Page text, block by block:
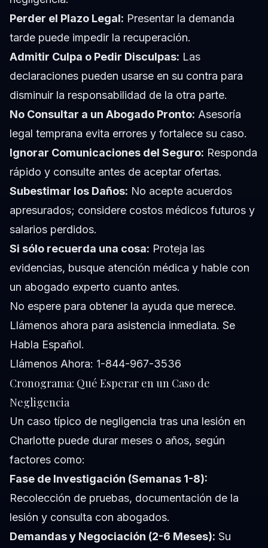
Perder el Plazo Legal: Presentar la demanda
tarde puede impedir la recuperación.
Admitir Culpa o Pedir Disculpas: Las
declaraciones pueden usarse en su contra para
disminuir la responsabilidad de la otra parte.
No Consultar a un Abogado Pronto: Asesoría
legal temprana evita errores y fortalece su caso.
Ignorar Comunicaciones del Seguro: Responda
rápido y consulte antes de aceptar ofertas.
Subestimar los Daños: No acepte acuerdos
apresurados; considere costos médicos futuros y
salarios perdidos.
Si sólo recuerda una cosa: Proteja las
evidencias, busque atención médica y hable con
un abogado experto cuanto antes.
No espere para obtener la ayuda que merece.
Llámenos ahora para asistencia inmediata. Se
Habla Español.
Llámenos Ahora: 1-844-967-3536
Cronograma: Qué Esperar en un Caso de
Negligencia
Un caso típico de negligencia tras una lesión en
Charlotte puede durar meses o años, según
factores como:
Fase de Investigación (Semanas 1-8):
Recolección de pruebas, documentación de la
lesión y consulta con abogados.
Demandas y Negociación (2-6 Meses): Su